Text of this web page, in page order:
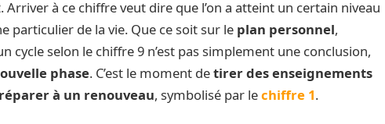
Arriver à ce chiffre veut dire que l’on a atteint un certain niveau
particulier de la vie. Que ce soit sur le plan personnel,
cycle selon le chiffre 9 n’est pas simplement une conclusion,
phase. C’est le moment detirer des enseignements
à un renouveau, symbolisé par lechiffre 1.